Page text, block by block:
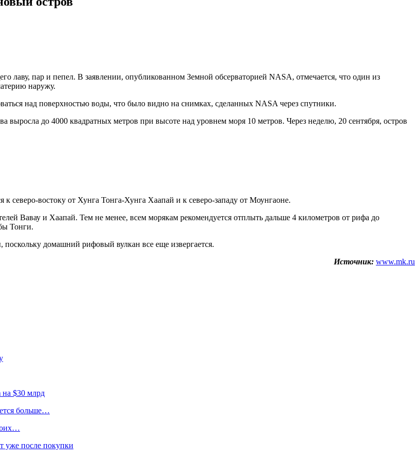
лаву, пар и пепел. В заявлении, опубликованном Земной обсерваторией NASA, отмечается, что один из
наружу.
над поверхностью воды, что было видно на снимках, сделанных NASA через спутники.
до 4000 квадратных метров при высоте над уровнем моря 10 метров. Через неделю, 20 сентября, остров
востоку от Хунга Тонга-Хунга Хаапай и к северо-западу от Моунгаоне.
Вавау и Хаапай. Тем не менее, всем морякам рекомендуется отплыть дальше 4 километров от рифа до
Тонги.
домашний рифовый вулкан все еще извергается.
Источник: www.mk.ru
на $30 млрд
больше…
уже после покупки